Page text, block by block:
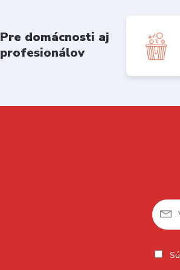
Pre domácnosti aj
profesionálov